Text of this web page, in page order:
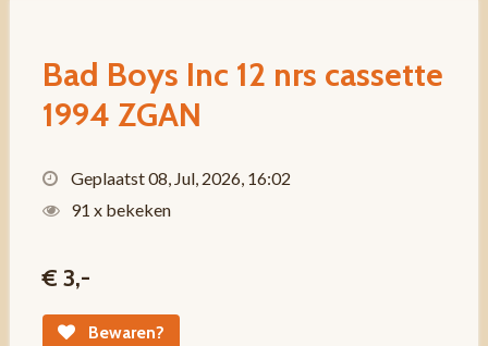
Bad Boys Inc 12 nrs cassette
1994 ZGAN
Geplaatst 08, Jul, 2026, 16:02
91 x bekeken
€ 3,-
Bewaren?